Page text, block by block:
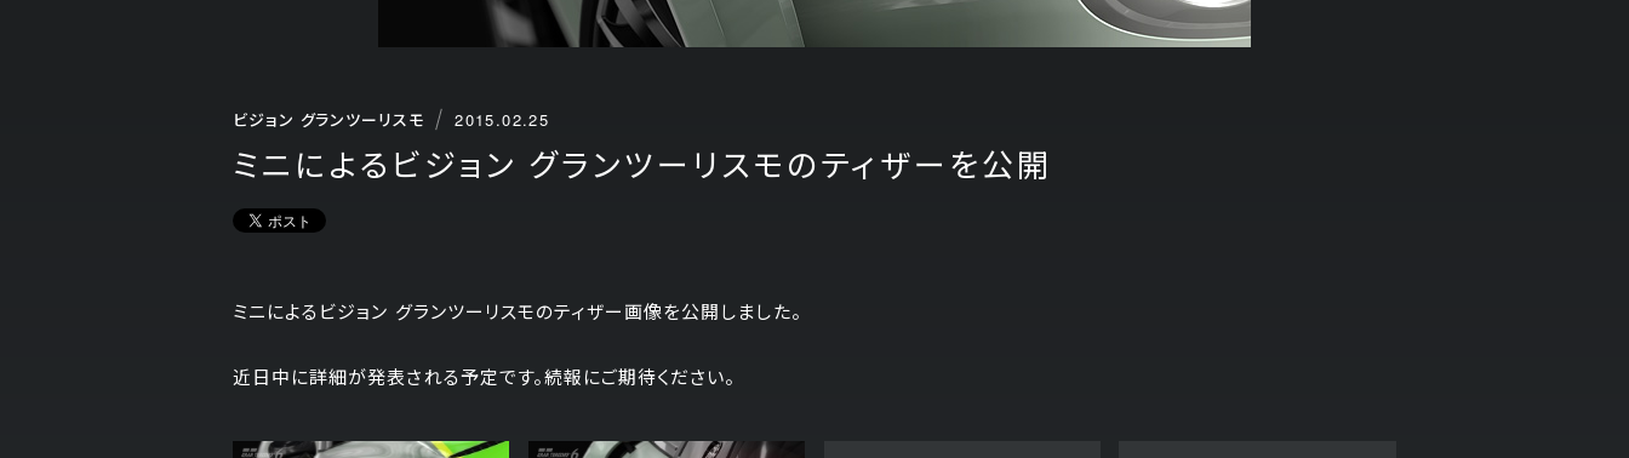
ビジョン グランツーリスモ 2015.02.25
ミニによるビジョン グランツーリスモのティザーを公開
ミニによるビジョン グランツーリスモのティザー画像を公開しました。
近日中に詳細が発表される予定です。続報にご期待ください。